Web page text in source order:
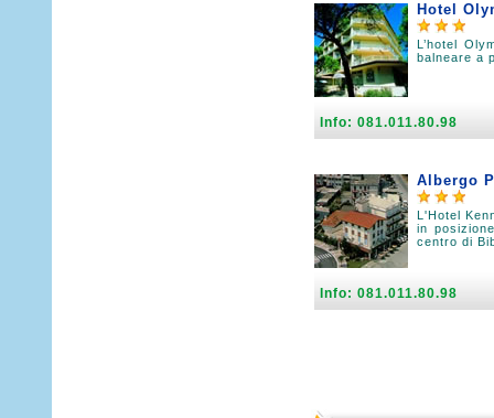
Hotel
L’hotel
balneare a
Info: 081.011.80.98
Albergo
L'Hotel
in
centro di
Info: 081.011.80.98